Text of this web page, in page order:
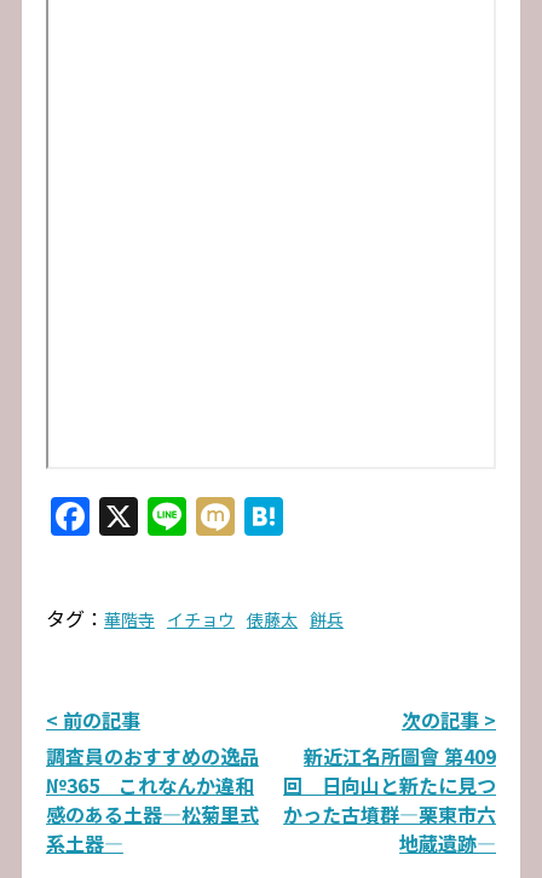
Facebook
X Line
MixiHatena
タグ： 華階寺 イチョウ 俵藤太 餅兵
投
稿
ナ
ビ
< 前の記事
調査員のおすすめの逸品
№365 これなんか違和
感のある土器―松菊里式
系土器―
次の記事 >
新近江名所圖會 第409
回 日向山と新たに見つ
かった古墳群―栗東市六
地蔵遺跡―